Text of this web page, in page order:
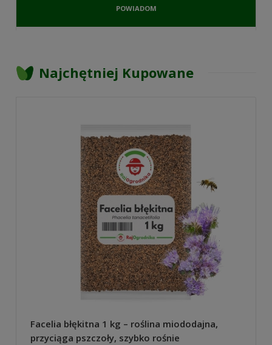
POWIADOM
DOSTĘPNOŚCI
Najchętniej Kupowane
Facelia błękitna 1 kg – roślina miododajna,
przyciąga pszczoły, szybko rośnie